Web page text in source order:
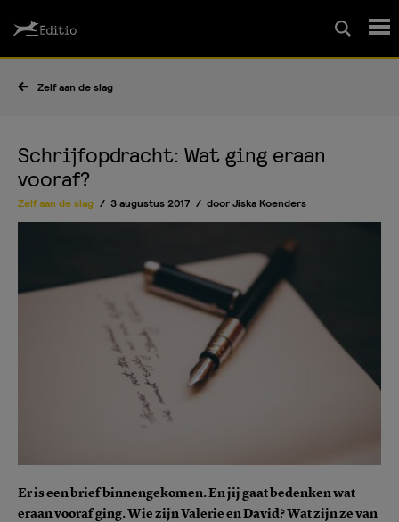
Wedstrijd
Magazine
Editio Producties
Mijn Editio
Zelf aan de slag
Schrijfopdracht: Wat ging eraan
vooraf?
Zelf aan de slag 3 augustus 2017 doorJiska Koenders
Er is een brief binnengekomen. En jij gaat bedenken wat
eraan vooraf ging. Wie zijn Valerie en David? Wat zijn ze van